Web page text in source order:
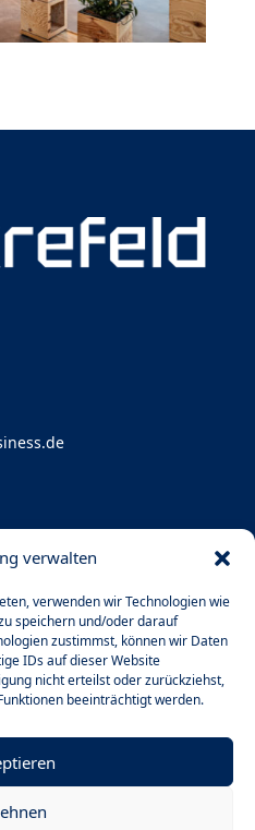
verwalten
verwenden wir Technologien wie
speichern und/oder darauf
zustimmst, können wir Daten
IDs auf dieser Website
nicht erteilst oder zurückziehst,
beeinträchtigt werden.